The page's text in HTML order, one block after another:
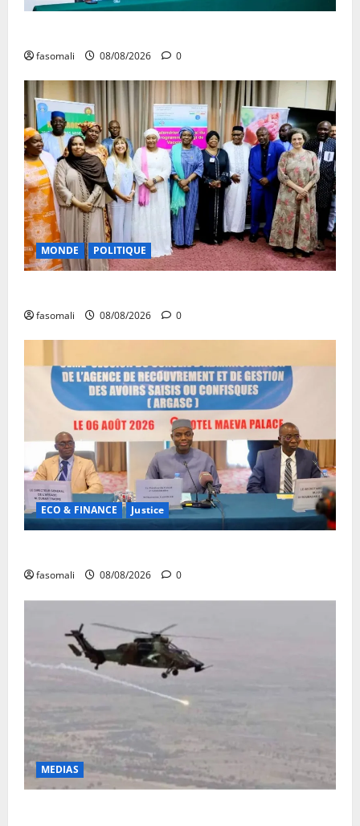
fasomali 08/08/2026 0
MONDE POLITIQUE
fasomali 08/08/2026 0
ECO & FINANCE Justice
fasomali 08/08/2026 0
MEDIAS